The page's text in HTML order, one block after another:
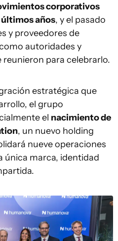
corporativos
años, y el pasado
y proveedores de
autoridades y
reunieron para celebrarlo.
estratégica que
el grupo
el nacimiento de
, un nuevo holding
nueve operaciones
única marca, identidad